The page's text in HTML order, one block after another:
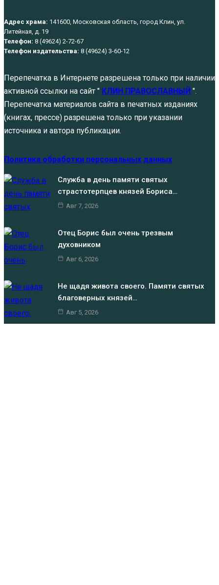
Адрес храма: 141600, Московская область, город Клин, ул.
Литейная, д. 19
Телефон: 8 (49624) 2-72-67
Телефон издательства: 8 (49624) 3-60-12
Перепечатка в Интернете разрешена только при наличии
активной ссылки на сайт " КЛИН ПРАВОСЛАВНЫЙ ".
Перепечатка материалов сайта в печатных изданиях
(книгах, прессе) разрешена только при указании
источника и автора публикации.
Политика обработки персональных данных
Служба в день памяти святых
страстотерпцев князей Бориса…
Авг 7, 2026
Отец Борис был очень трезвым
духовником
Авг 6, 2026
Не щадя живота своего. Памяти святых
благоверных князей…
Авг 5, 2026